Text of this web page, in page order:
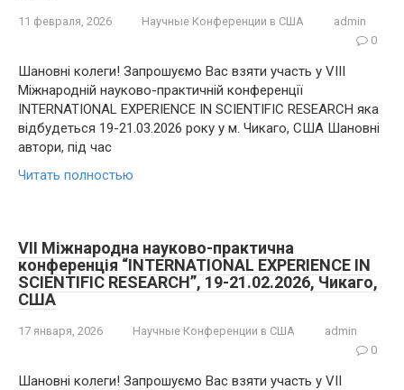
11 февраля, 2026 Научные Конференции в США
admin
0
Шановні колеги! Запрошуємо Вас взяти участь у VIII
Міжнародній науково-практичній конференції
INTERNATIONAL EXPERIENCE IN SCIENTIFIC RESEARCH яка
відбудеться 19-21.03.2026 року у м. Чикаго, США Шановні
автори, під час
Читать полностью
VII Міжнародна науково-практична
конференція “INTERNATIONAL EXPERIENCE IN
SCIENTIFIC RESEARCH”, 19-21.02.2026, Чикаго,
США
17 января, 2026 Научные Конференции в США
admin
0
Шановні колеги! Запрошуємо Вас взяти участь у VII